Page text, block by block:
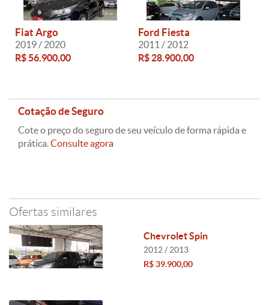
Fiat Argo
2019 / 2020
R$ 56.900,00
Ford Fiesta
2011 / 2012
R$ 28.900,00
Cotação de Seguro
Cote o preço do seguro de seu veículo de forma rápida e
prática.Consulte agora
Ofertas similares
Chevrolet Spin
2012 / 2013
R$ 39.900,00